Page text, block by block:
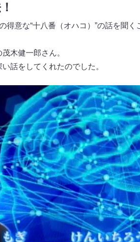
得意な“十八番（オハコ）”の話を聞
木健一郎さん。
話をしてくれたのでした。